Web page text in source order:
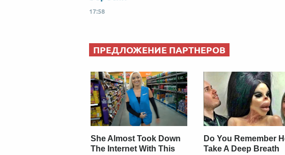
17:58
ПРЕДЛОЖЕНИЕ ПАРТНЕРОВ
She Almost Took Down
The Internet With This
Do You Remember
Take A Deep Breath